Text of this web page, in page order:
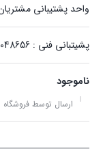
واحد پشتیبانی مشتریان : 05135092816 -
پشیتبانی فنی : 09058048656
ناموجود
ارسال توسط فروشگاه